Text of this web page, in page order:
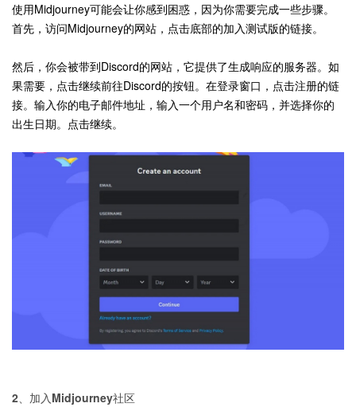
使用Midjourney可能会让你感到困惑，因为你需要完成一些步骤。
首先，访问Midjourney的网站，点击底部的加入测试版的链接。
然后，你会被带到Discord的网站，它提供了生成响应的服务器。如
果需要，点击继续前往Discord的按钮。在登录窗口，点击注册的链
接。输入你的电子邮件地址，输入一个用户名和密码，并选择你的
出生日期。点击继续。
2、加入Midjourney社区